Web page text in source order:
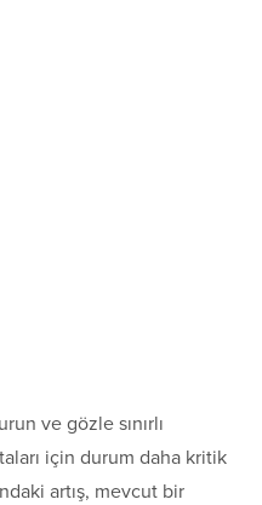
ve gözle sınırlı
için durum daha kritik
artış, mevcut bir